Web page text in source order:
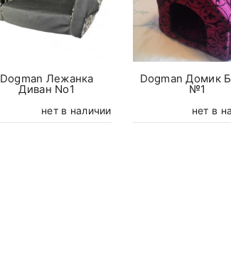
Dogman Лежанка
Диван No1
нет в наличии
Dogman Домик
№1
нет в